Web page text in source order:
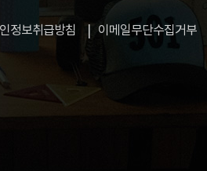
정보취급방침 이메일무단수집거부